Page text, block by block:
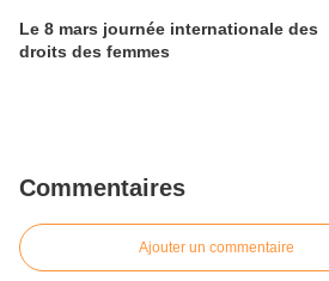
Le 8 mars journée internationale des
droits des femmes
Commentaires
Ajouter un commentaire